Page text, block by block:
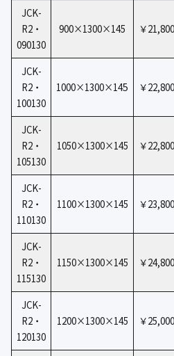
JCK-
R2・
090130
900×1300×145 ￥21,800
JCK-
R2・
100130
1000×1300×145 ￥22,800
JCK-
R2・
105130
1050×1300×145 ￥22,800
JCK-
R2・
110130
1100×1300×145 ￥23,800
JCK-
R2・
115130
1150×1300×145 ￥24,800
JCK-
R2・
120130
1200×1300×145 ￥25,000